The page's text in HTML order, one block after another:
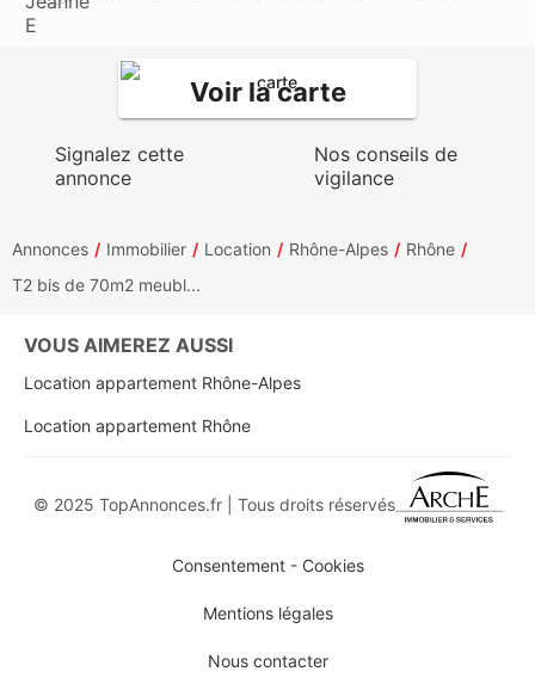
Voir la carte
Signalez cette
annonce
Nos conseils de
vigilance
Annonces Immobilier Location Rhône-Alpes
Rhône
T2 bis de 70m2 meubl...
VOUS AIMEREZ AUSSI
Location appartement Rhône-Alpes
Location appartement Rhône
© 2025 TopAnnonces.fr | Tous droits réservés
Consentement - Cookies
Mentions légales
Nous contacter